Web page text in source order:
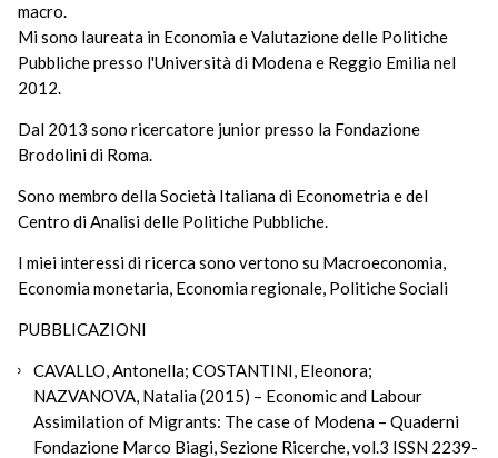
macro.
Mi sono laureata in Economia e Valutazione delle Politiche
Pubbliche presso l'Università di Modena e Reggio Emilia nel
2012.
Dal 2013 sono ricercatore junior presso la Fondazione
Brodolini di Roma.
Sono membro della Società Italiana di Econometria e del
Centro di Analisi delle Politiche Pubbliche.
I miei interessi di ricerca sono vertono su Macroeconomia,
Economia monetaria, Economia regionale, Politiche Sociali
PUBBLICAZIONI
CAVALLO, Antonella; COSTANTINI, Eleonora;
NAZVANOVA, Natalia (2015) – Economic and Labour
Assimilation of Migrants: The case of Modena – Quaderni
Fondazione Marco Biagi, Sezione Ricerche, vol.3 ISSN 2239-